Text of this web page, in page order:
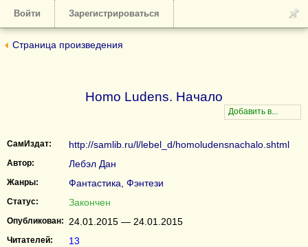
Войти Зарегистрироваться
Страница произведения
Homo Ludens. Начало
СамИздат: http://samlib.ru/l/lebel_d/homoludensnachalo.shtml
Автор: Лебэл Дан
Жанры: Фантастика Фэнтези
Статус: Закончен
Опубликован: 24.01.2015 — 24.01.2015
Читателей: 13